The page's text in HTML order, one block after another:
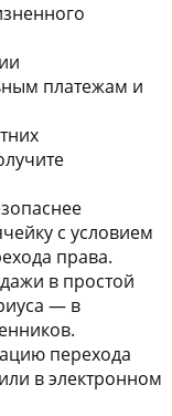
платежам и
с условием
права.
в простой
— в
перехода
в электронном